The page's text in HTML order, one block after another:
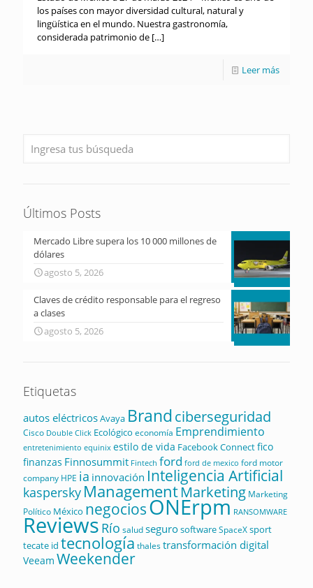
los países con mayor diversidad cultural, natural y
lingüística en el mundo. Nuestra gastronomía,
considerada patrimonio de […]
Leer más
Últimos Posts
Mercado Libre supera los 10 000 millones de
dólares
agosto 5, 2026
Claves de crédito responsable para el regreso
a clases
agosto 5, 2026
Etiquetas
autos eléctricosAvaya Brandciberseguridad
Cisco Double Click Ecológico economía Emprendimiento
entretenimiento equinix estilo de vida Facebook Connectfico
finanzas Finnosummit Fintech ford ford de mexico ford motor
company HPE ia innovación Inteligencia Artificial
kaspersky ManagementMarketing Marketing
Político México negociosONErpm RANSOMWARE
Reviews Río saludsegurosoftwareSpaceXsport
tecate id tecnología thalestransformación digital
Veeam Weekender